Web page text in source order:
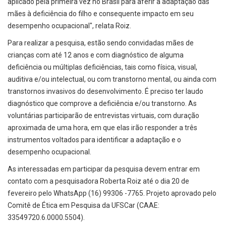
mães à deficiência do filho e consequente impacto em seu
desempenho ocupacional", relata Roiz.
Para realizar a pesquisa, estão sendo convidadas mães de
crianças com até 12 anos e com diagnóstico de alguma
deficiência ou múltiplas deficiências, tais como física, visual,
auditiva e/ou intelectual, ou com transtorno mental, ou ainda com
transtornos invasivos do desenvolvimento. É preciso ter laudo
diagnóstico que comprove a deficiência e/ou transtorno. As
voluntárias participarão de entrevistas virtuais, com duração
aproximada de uma hora, em que elas irão responder a três
instrumentos voltados para identificar a adaptação e o
desempenho ocupacional.
As interessadas em participar da pesquisa devem entrar em
contato com a pesquisadora Roberta Roiz até o dia 20 de
fevereiro pelo WhatsApp (16) 99306 -7765. Projeto aprovado pelo
Comitê de Ética em Pesquisa da UFSCar (CAAE:
33549720.6.0000.5504).